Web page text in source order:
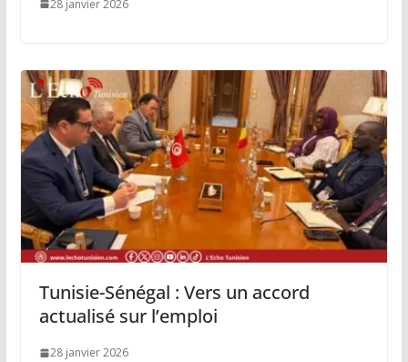
28 janvier 2026
Tunisie-Sénégal : Vers un accord
actualisé sur l’emploi
28 janvier 2026